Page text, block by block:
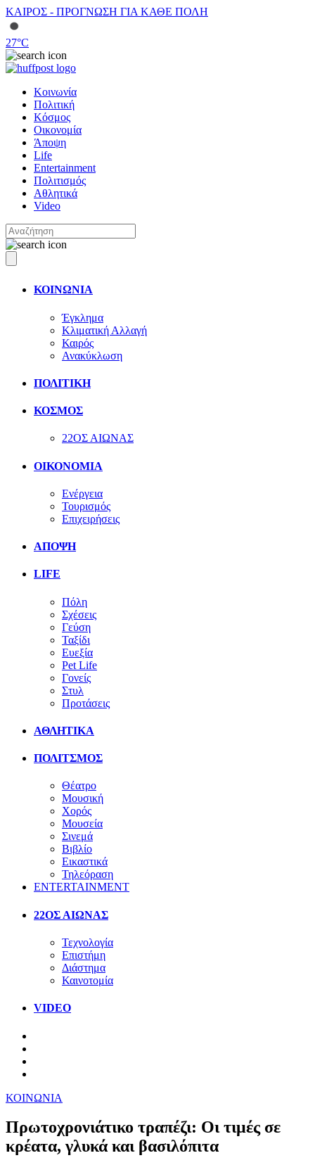
ΚΑΙΡΟΣ - ΠΡΟΓΝΩΣΗ ΓΙΑ ΚΑΘΕ ΠΟΛΗ
27°C
Κοινωνία
Πολιτική
Κόσμος
Οικονομία
Άποψη
Life
Entertainment
Πολιτισμός
Αθλητικά
Video
ΚΟΙΝΩΝΙΑ
Έγκλημα
Κλιματική Αλλαγή
Καιρός
Ανακύκλωση
ΠΟΛΙΤΙΚΗ
ΚΟΣΜΟΣ
22ΟΣ ΑΙΩΝΑΣ
ΟΙΚΟΝΟΜΙΑ
Ενέργεια
Τουρισμός
Επιχειρήσεις
ΑΠΟΨΗ
LIFE
Πόλη
Σχέσεις
Γεύση
Ταξίδι
Ευεξία
Pet Life
Γονείς
Στυλ
Προτάσεις
ΑΘΛΗΤΙΚΑ
ΠΟΛΙΤΣΜΟΣ
Θέατρο
Μουσική
Χορός
Μουσεία
Σινεμά
Βιβλίο
Εικαστικά
Τηλεόραση
ENTERTAINMENT
22ΟΣ ΑΙΩΝΑΣ
Τεχνολογία
Επιστήμη
Διάστημα
Καινοτομία
VIDEO
ΚΟΙΝΩΝΙΑ
Πρωτοχρονιάτικο τραπέζι: Οι τιμές σε
κρέατα, γλυκά και βασιλόπιτα